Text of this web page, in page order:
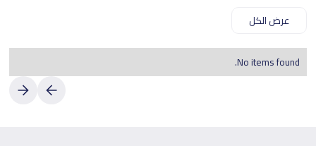
عرض الكل
No items found.